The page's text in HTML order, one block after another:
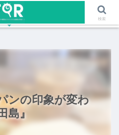
クワクする情報を発信！！
ンの印象が変わ
島』
検索